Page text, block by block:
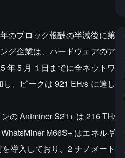
のブロック報酬の半減後に第
グ企業は、ハードウェアのア
年 5 月 1 日までに全ネットワ
、ピークは 921 EH/s に達し
の Antminer S21+ は 216 TH/
M66S+ はエネルギ
導入しており、2 ナノメート